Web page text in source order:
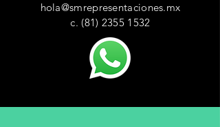
hola@smrepresentaciones.mx
c. ‭(81) 2355 1532